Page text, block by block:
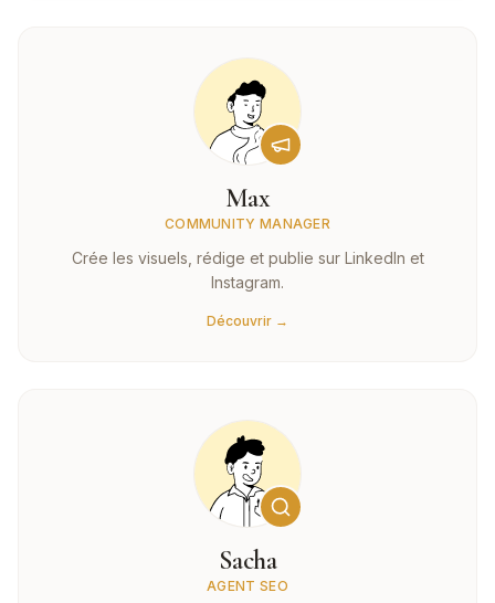
Max
COMMUNITY MANAGER
Crée les visuels, rédige et publie sur LinkedIn et
Instagram.
Découvrir →
Sacha
AGENT SEO